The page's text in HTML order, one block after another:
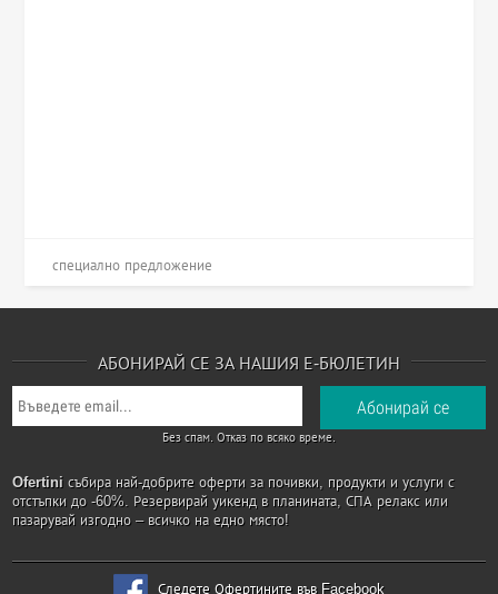
специално предложение
АБОНИРАЙ СЕ ЗА НАШИЯ Е-БЮЛЕТИН
Без спам. Отказ по всяко време.
Ofertini събира най-добрите оферти за почивки, продукти и услуги с
отстъпки до -60%. Резервирай уикенд в планината, СПА релакс или
пазарувай изгодно – всичко на едно място!
Следете Офертините във Facebook